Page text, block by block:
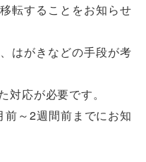
転することをお知らせ
はがきなどの手段が考
対応が必要です。
前～2週間前までにお知